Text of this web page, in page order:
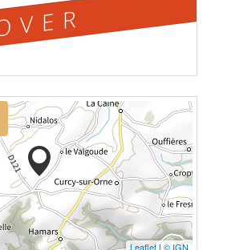
Leaflet|© IGN